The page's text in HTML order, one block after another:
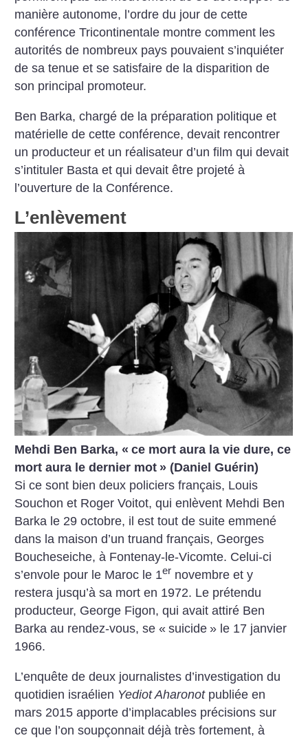
manière autonome, l’ordre du jour de cette
conférence Tricontinentale montre comment les
autorités de nombreux pays pouvaient s’inquiéter
de sa tenue et se satisfaire de la disparition de
son principal promoteur.
Ben Barka, chargé de la préparation politique et
matérielle de cette conférence, devait rencontrer
un producteur et un réalisateur d’un film qui devait
s’intituler Basta et qui devait être projeté à
l’ouverture de la Conférence.
L’enlèvement
Mehdi Ben Barka, « ce mort aura la vie dure, ce
mort aura le dernier mot » (Daniel Guérin)
Si ce sont bien deux policiers français, Louis
Souchon et Roger Voitot, qui enlèvent Mehdi Ben
Barka le 29 octobre, il est tout de suite emmené
dans la maison d’un truand français, Georges
Boucheseiche, à Fontenay-le-Vicomte. Celui-ci
s’envole pour le Maroc le 1er novembre et y
restera jusqu’à sa mort en 1972. Le prétendu
producteur, George Figon, qui avait attiré Ben
Barka au rendez-vous, se « suicide » le 17 janvier
1966.
L’enquête de deux journalistes d’investigation du
quotidien israélien Yediot Aharonotpubliée en
mars 2015 apporte d’implacables précisions sur
ce que l’on soupçonnait déjà très fortement, à